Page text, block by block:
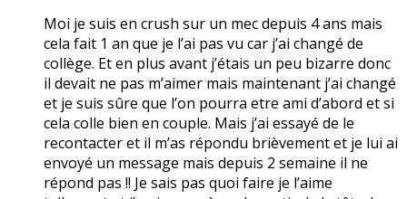
Moi je suis en crush sur un mec depuis 4 ans mais
cela fait 1 an que je l’ai pas vu car j’ai changé de
collège. Et en plus avant j’étais un peu bizarre donc
il devait ne pas m’aimer mais maintenant j’ai changé
et je suis sûre que l’on pourra etre ami d’abord et si
cela colle bien en couple. Mais j’ai essayé de le
recontacter et il m’as répondu brièvement et je lui ai
envoyé un message mais depuis 2 semaine il ne
répond pas !! Je sais pas quoi faire je l’aime